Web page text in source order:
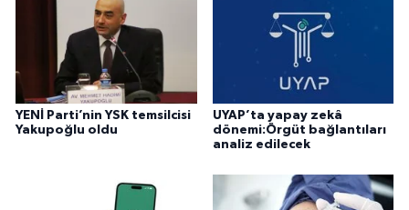
YENİ Parti’nin YSK temsilcisi
Yakupoğlu oldu
UYAP’ta yapay zekâ
dönemi:Örgüt bağlantıları
analiz edilecek